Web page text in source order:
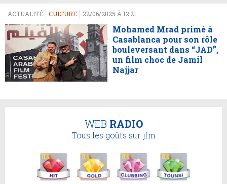
ACTUALITÉ CULTURE 22/06/2025 À 12:21
Mohamed Mrad primé à
Casablanca pour son rôle
bouleversant dans “JAD”,
un film choc de Jamil
Najjar
WEB RADIO
Tous les goûts sur jfm